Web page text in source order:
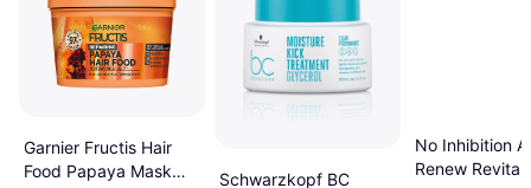
Garnier Fructis Hair
Food Papaya Mask
Schwarzkopf BC
No Inhibition
Renew